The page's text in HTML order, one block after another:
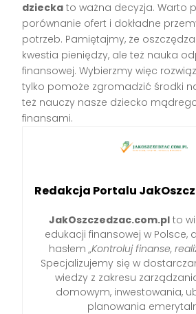
dziecka to ważna decyzja. Warto
porównanie ofert i dokładne
potrzeb. Pamiętajmy, że
kwestia pieniędzy, ale też nauka
finansowej. Wybierzmy więc
tylko pomoże zgromadzić środki
też nauczy nasze dziecko
finansami.
Redakcja Portalu
JakOszczedzac.com.plto
edukacji finansowej w Polsce,
hasłem „Kontroluj finanse,
Specjalizujemy się w
wiedzy z zakresu
domowym, inwestowania,
planowania